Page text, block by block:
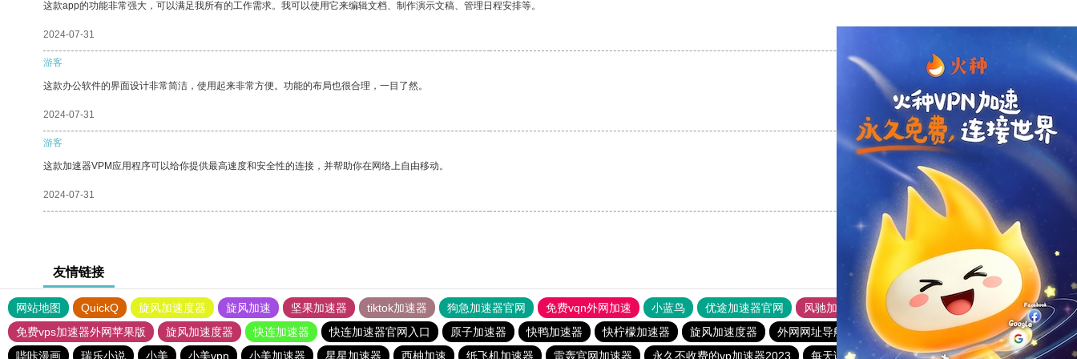
这款app的功能非常强大，可以满足我所有的工作需求。我可以使用它来编辑文档、制作演示文稿、管理日程安排等。
2024-07-31
游客
这款办公软件的界面设计非常简洁，使用起来非常方便。功能的布局也很合理，一目了然。
2024-07-31 支持 [0] 反对 [0]
游客
这款加速器VPM应用程序可以给你提供最高速度和安全性的连接，并帮助你在网络上自由移动。
2024-07-31 支持
友情链接
网站地图 QuickQ 旋风加速度器 旋风加速 坚果加速器 tiktok加速器 狗急加速器官网 免费vqn外网加速 小蓝鸟 优途加速器官网 风驰加速器
旋风加速器
免费vps加速器外网苹果版
旋风加速度器 快连加速器 快连加速器官网入口 原子加速器 快鸭加速器 快柠檬加速器 旋风加速度器 外网网址导航 软件中心 雷霆加速
狂飙加速器
哔咔漫画
瑞乐小说 小美 小美vpn 小美加速器 星星加速器 西柚加速 纸飞机加速器 雷轰官网加速器 永久不收费的vp加速器2023 每天试用一小时加速器 香蕉加速器vp官网